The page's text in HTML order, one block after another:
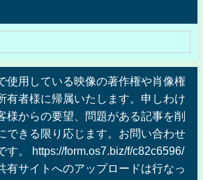
使用している映像の著作権や肖像権
有者様に帰属いたします。申しわけ
様からの要望、問題がある記事を削
できる限り応じます。お問い合わせ
す。 https://form.os7.biz/f/c82c6596/
有サイトへのアップロードは行なっ